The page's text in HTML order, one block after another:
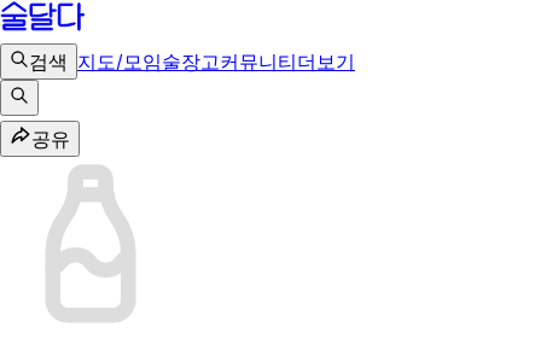
검색 지도/모임술장고커뮤니티더보기
공유